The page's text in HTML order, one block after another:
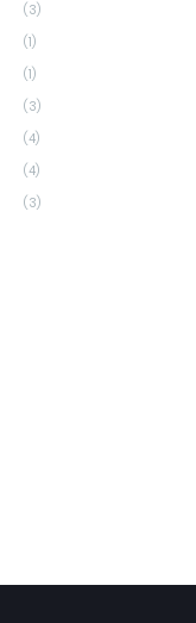
(3)
(1)
(1)
(3)
(4)
(4)
(3)